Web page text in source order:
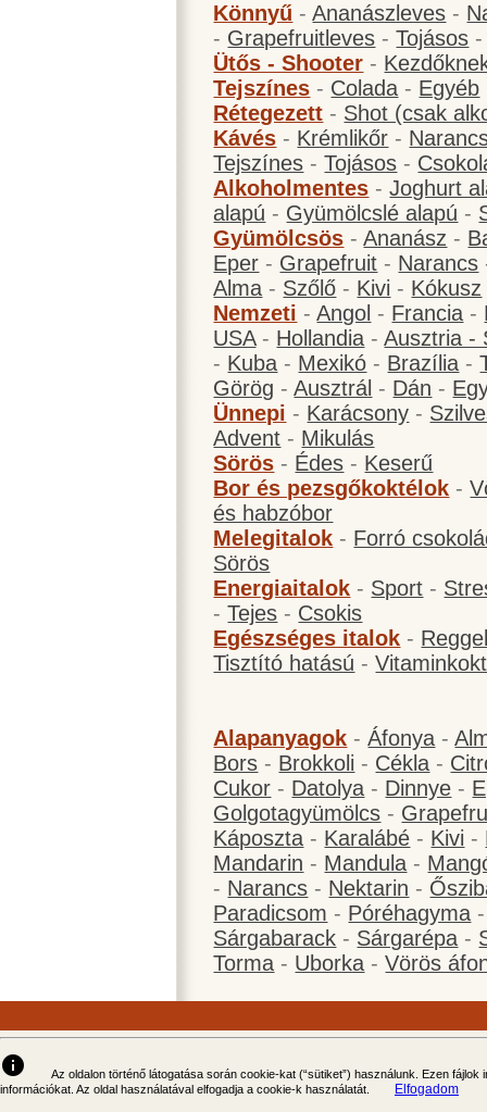
Könnyű -Ananászleves -
- Grapefruitleves -Tojásos
Ütős - Shooter -
Tejszínes - Colada - Egyéb
Rétegezett - Shot (csak
Kávés - Krémlikőr -
Tejszínes -Tojásos -
Alkoholmentes -Joghurt
alapú - Gyümölcslé alapú -
Gyümölcsös -Ananász -
Eper - Grapefruit - Narancs
Alma - Szőlő - Kivi - Kókusz
Nemzeti -Angol - Francia -
USA- Hollandia -Ausztria -
- Kuba - Mexikó - Brazília -
Görög -Ausztrál - Dán -
Ünnepi - Karácsony -
Advent - Mikulás
Sörös - Édes - Keserű
Bor és pezsgőkoktélok -
és habzóbor
Melegitalok - Forró
Sörös
Energiaitalok - Sport -
-Tejes - Csokis
Egészséges italok -
Tisztító hatású -
Alapanyagok -Áfonya -
Bors - Brokkoli - Cékla -
Cukor - Datolya - Dinnye -
Golgotagyümölcs -
Káposzta - Karalábé - Kivi -
Mandarin - Mandula -
- Narancs - Nektarin -
Paradicsom - Póréhagyma
Sárgabarack - Sárgarépa -
Torma - Uborka -Vörös
info
Az oldalon történő látogatása során cookie-kat (“sütiket”) használunk. Ezen
információkat. Az oldal használatával elfogadja a cookie-k használatát.
Elfogadom